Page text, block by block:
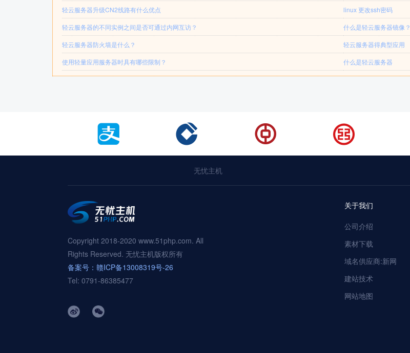
轻云服务器升级CN2线路有什么优点
linux 更改ssh密码
轻云服务器的不同实例之间是否可通过内网互访？
什么是轻云服务器镜像？
轻云服务器防火墙是什么？
轻云服务器得典型应用
使用轻量应用服务器时具有哪些限制？
什么是轻云服务器
无忧主机
Copyright 2018-2020 www.51php.com. All
Rights Reserved. 无忧主机版权所有
备案号：赣ICP备13008319号-26
Tel: 0791-86385477
关于我们
公司介绍
素材下载
域名供应商:新网
建站技术
网站地图